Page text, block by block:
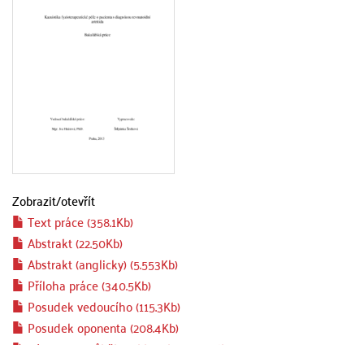
Zobrazit/otevřít
Text práce (358.1Kb)
Abstrakt (22.50Kb)
Abstrakt (anglicky) (5.553Kb)
Příloha práce (340.5Kb)
Posudek vedoucího (115.3Kb)
Posudek oponenta (208.4Kb)